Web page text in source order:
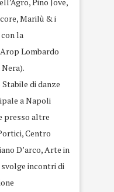
Marilù & i
la
Lombardo
di danze
a Napoli
presso altre
Centro
D’arco, Arte in
incontri di